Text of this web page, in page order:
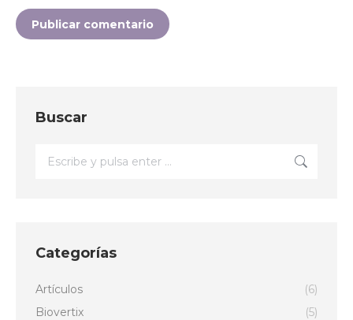
Publicar comentario
Buscar
Buscar:
Categorías
Artículos
(6)
Biovertix
(5)